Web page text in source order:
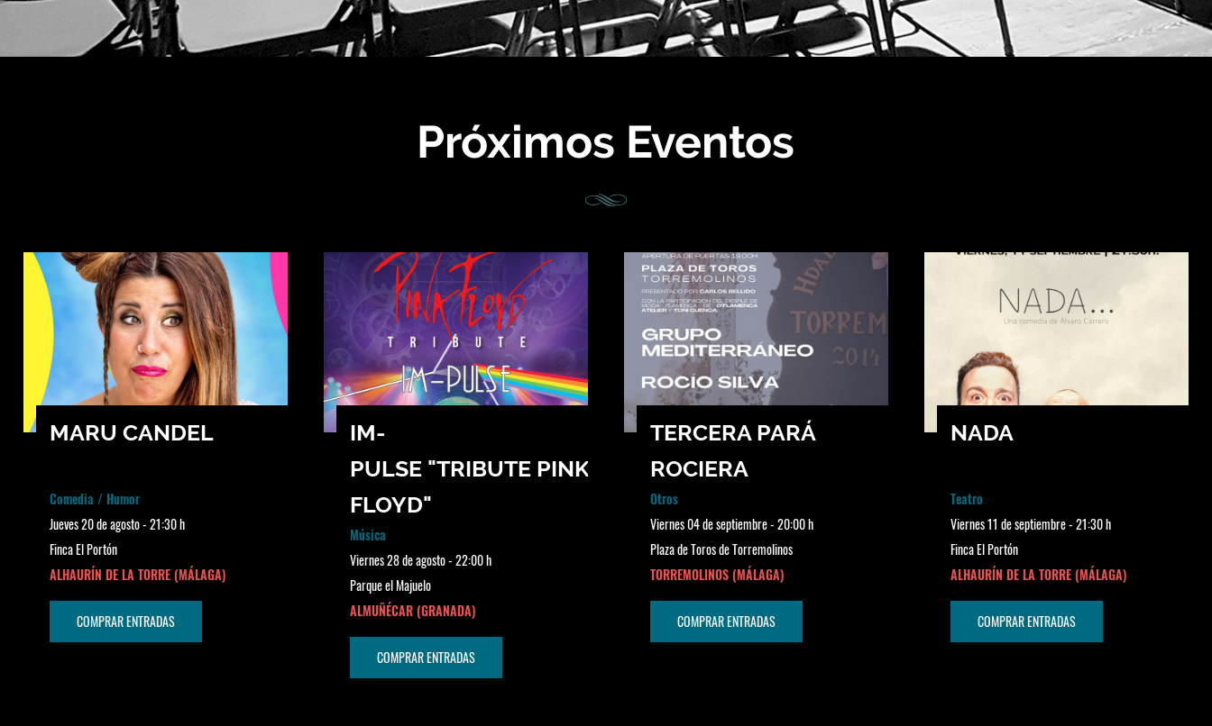
Próximos Eventos
MARU CANDEL
Comedia / Humor
Jueves 20 de agosto - 21:30 h
Finca El Portón
ALHAURÍN DE LA TORRE (MÁLAGA)
COMPRAR ENTRADAS
IM-
PULSE "TRIBUTE PINK
FLOYD"
Música
Viernes 28 de agosto - 22:00 h
Parque el Majuelo
ALMUÑÉCAR (GRANADA)
COMPRAR ENTRADAS
TERCERA PARÁ
ROCIERA
Otros
Viernes 04 de septiembre - 20:00 h
Plaza de Toros de Torremolinos
TORREMOLINOS (MÁLAGA)
COMPRAR ENTRADAS
NADA
Teatro
Viernes 11 de septiembre - 21:30 h
Finca El Portón
ALHAURÍN DE LA TORRE (MÁLAGA)
COMPRAR ENTRADAS